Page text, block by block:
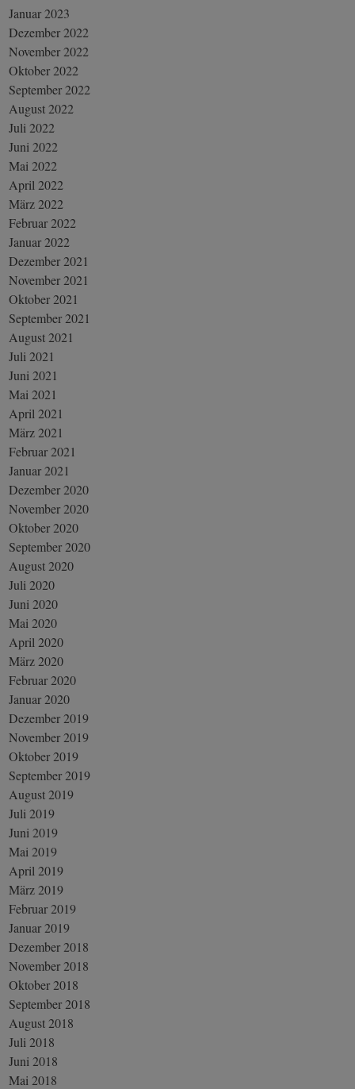
Januar 2023
Dezember 2022
November 2022
Oktober 2022
September 2022
August 2022
Juli 2022
Juni 2022
Mai 2022
April 2022
März 2022
Februar 2022
Januar 2022
Dezember 2021
November 2021
Oktober 2021
September 2021
August 2021
Juli 2021
Juni 2021
Mai 2021
April 2021
März 2021
Februar 2021
Januar 2021
Dezember 2020
November 2020
Oktober 2020
September 2020
August 2020
Juli 2020
Juni 2020
Mai 2020
April 2020
März 2020
Februar 2020
Januar 2020
Dezember 2019
November 2019
Oktober 2019
September 2019
August 2019
Juli 2019
Juni 2019
Mai 2019
April 2019
März 2019
Februar 2019
Januar 2019
Dezember 2018
November 2018
Oktober 2018
September 2018
August 2018
Juli 2018
Juni 2018
Mai 2018